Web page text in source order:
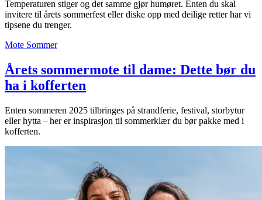
Mat og drikke
Helse
Tilbud
Inspirasjon
Temperaturen stiger og det samme gjør humøret. Enten du skal
invitere til årets sommerfest eller diske opp med deilige retter har vi
tipsene du trenger.
Mote Sommer
Årets sommermote til dame: Dette bør du
ha i kofferten
Enten sommeren 2025 tilbringes på strandferie, festival, storbytur
eller hytta – her er inspirasjon til sommerklær du bør pakke med i
kofferten.